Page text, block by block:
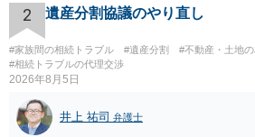
してください。 質問２について 請求棄却を
ば、第１回期日は出席する必要がありませ
があり出席できない）との記載で十分です。
はないので、ｍｉｎｔｓでの提出の必要は無
限までに届けばよい）で十分です。 詳細は
にお問い合わせください。 以上、ご参考まで
2 遺産分割協議のやり直し
#家族間の相続トラブル #遺産分割
#不動産・土地
#相続トラブルの代理交渉
2026年8月5日
井上 祐司 弁護士